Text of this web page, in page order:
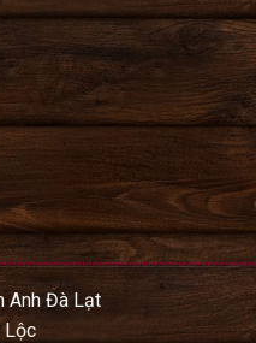
Anh Đà Lạt
Lộc